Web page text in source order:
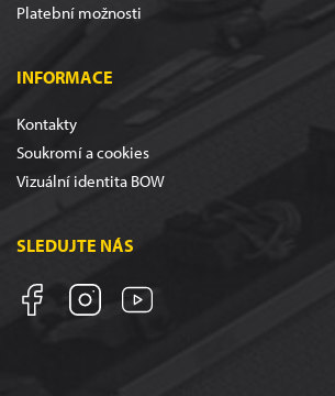
Platební možnosti
INFORMACE
Kontakty
Soukromí a cookies
Vizuální identita BOW
SLEDUJTE NÁS